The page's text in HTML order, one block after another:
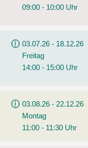
09:00 - 10:00 Uhr
03.07.26 - 18.12.26
Freitag
14:00 - 15:00 Uhr
03.08.26 - 22.12.26
Montag
11:00 - 11:30 Uhr